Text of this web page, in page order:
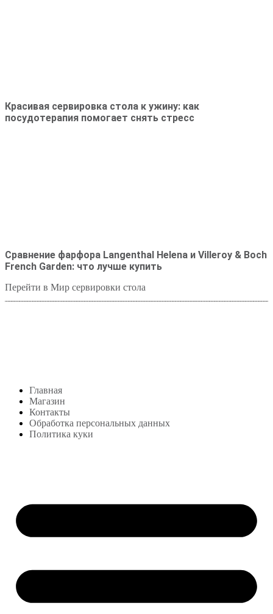
Красивая сервировка стола к ужину: как
посудотерапия помогает снять стресс
Сравнение фарфора Langenthal Helena и Villeroy & Boch
French Garden: что лучше купить
Перейти в Мир сервировки стола
Главная
Магазин
Контакты
Обработка персональных данных
Политика куки